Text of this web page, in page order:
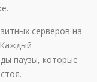
серверов на
паузы, которые